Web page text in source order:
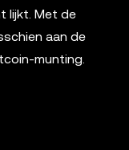
lijkt. Met de
aan de
munting.